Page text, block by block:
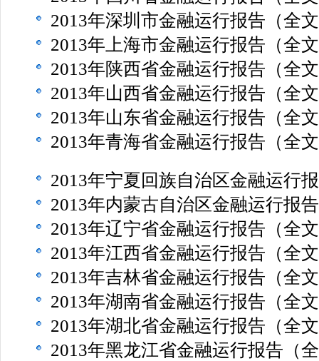
2013年深圳市金融运行报告（全
2013年上海市金融运行报告（全
2013年陕西省金融运行报告（全
2013年山西省金融运行报告（全
2013年山东省金融运行报告（全
2013年青海省金融运行报告（全
2013年宁夏回族自治区金融运行
2013年内蒙古自治区金融运行报
2013年辽宁省金融运行报告（全
2013年江西省金融运行报告（全
2013年吉林省金融运行报告（全
2013年湖南省金融运行报告（全
2013年湖北省金融运行报告（全
2013年黑龙江省金融运行报告（